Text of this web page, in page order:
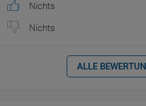
Nichts
Nichts
ALLE